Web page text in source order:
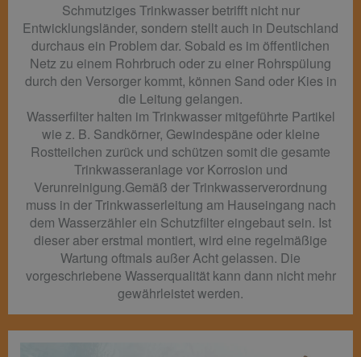
Schmutziges Trinkwasser betrifft nicht nur
Entwicklungsländer, sondern stellt auch in Deutschland
durchaus ein Problem dar. Sobald es im öffentlichen
Netz zu einem Rohrbruch oder zu einer Rohrspülung
durch den Versorger kommt, können Sand oder Kies in
die Leitung gelangen.
Wasserfilter halten im Trinkwasser mitgeführte Partikel
wie z. B. Sandkörner, Gewindespäne oder kleine
Rostteilchen zurück und schützen somit die gesamte
Trinkwasseranlage vor Korrosion und
Verunreinigung.Gemäß der Trinkwasserverordnung
muss in der Trinkwasserleitung am Hauseingang nach
dem Wasserzähler ein Schutzfilter eingebaut sein. Ist
dieser aber erstmal montiert, wird eine regelmäßige
Wartung oftmals außer Acht gelassen. Die
vorgeschriebene Wasserqualität kann dann nicht mehr
gewährleistet werden.